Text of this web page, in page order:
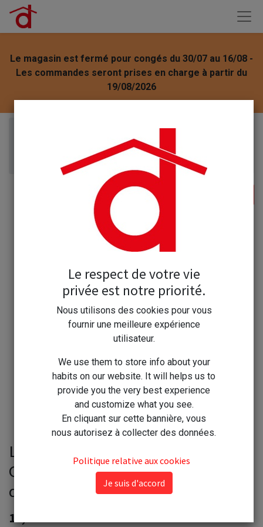
Le magasin est fermé pour congés du 30/07 au 16/08 -
Les commandes seront prises en charge à partir du
19/08/2026
Le Toulonnais Savon Liquide Corporel Mains 1 litre
Clémentine de Corse
Le Toulonnais Savon Liquide
Corporel Mains 1 litre Clémentine
de Corse
13,80
Le respect de votre vie
privée est notre priorité.
Nous utilisons des cookies pour vous
fournir une meilleure expérience
utilisateur.
We use them to store info about your
habits on our website. It will helps us to
provide you the very best experience
and customize what you see.
En cliquant sur cette bannière, vous
nous autorisez à collecter des données.
Politique relative aux cookies
Je suis d'accord